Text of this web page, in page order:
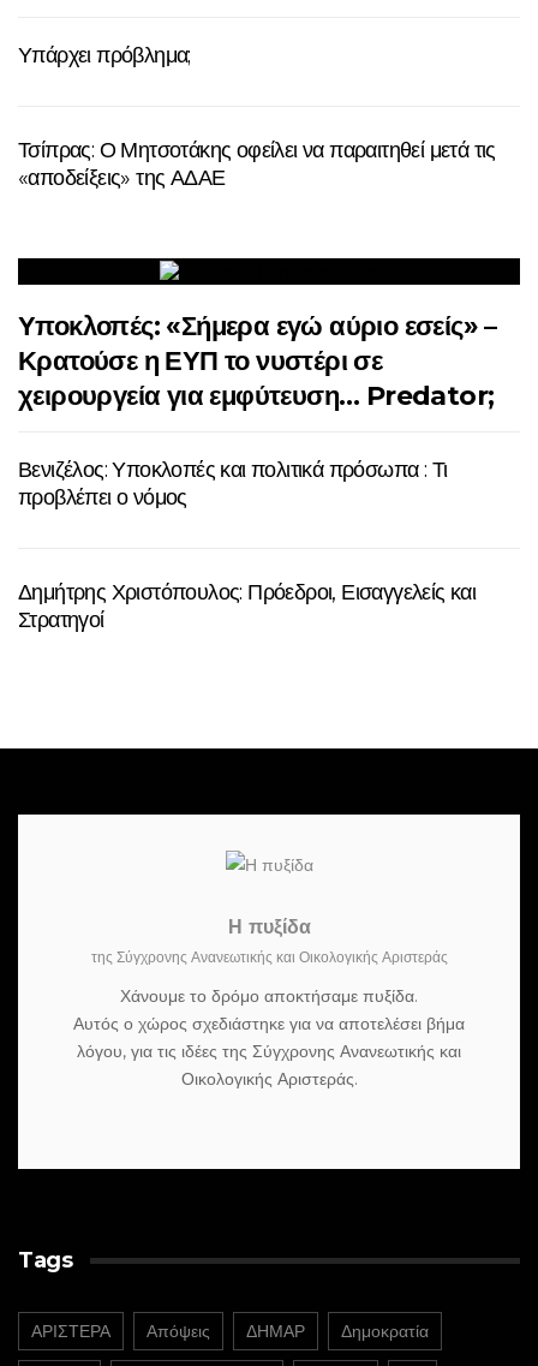
Υπάρχει πρόβλημα;
Τσίπρας: Ο Μητσοτάκης οφείλει να παραιτηθεί μετά τις
«αποδείξεις» της ΑΔΑΕ
Υποκλοπές: «Σήμερα εγώ αύριο εσείς» –
Κρατούσε η ΕΥΠ το νυστέρι σε
χειρουργεία για εμφύτευση… Predator;
Βενιζέλος: Υποκλοπές και πολιτικά πρόσωπα : Τι
προβλέπει ο νόμος
Δημήτρης Χριστόπουλος: Πρόεδροι, Εισαγγελείς και
Στρατηγοί
Η πυξίδα
της Σύγχρονης Ανανεωτικής και Οικολογικής Αριστεράς
Χάνουμε το δρόμο αποκτήσαμε πυξίδα.
Αυτός ο χώρος σχεδιάστηκε για να αποτελέσει βήμα
λόγου, για τις ιδέες της Σύγχρονης Ανανεωτικής και
Οικολογικής Αριστεράς.
Tags
ΑΡΙΣΤΕΡΑ Απόψεις ΔΗΜΑΡ Δημοκρατία